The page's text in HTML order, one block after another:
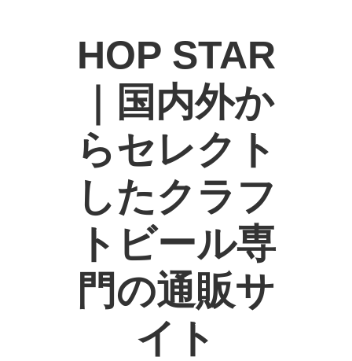
HOP STAR
｜国内外か
らセレクト
したクラフ
トビール専
門の通販サ
イト